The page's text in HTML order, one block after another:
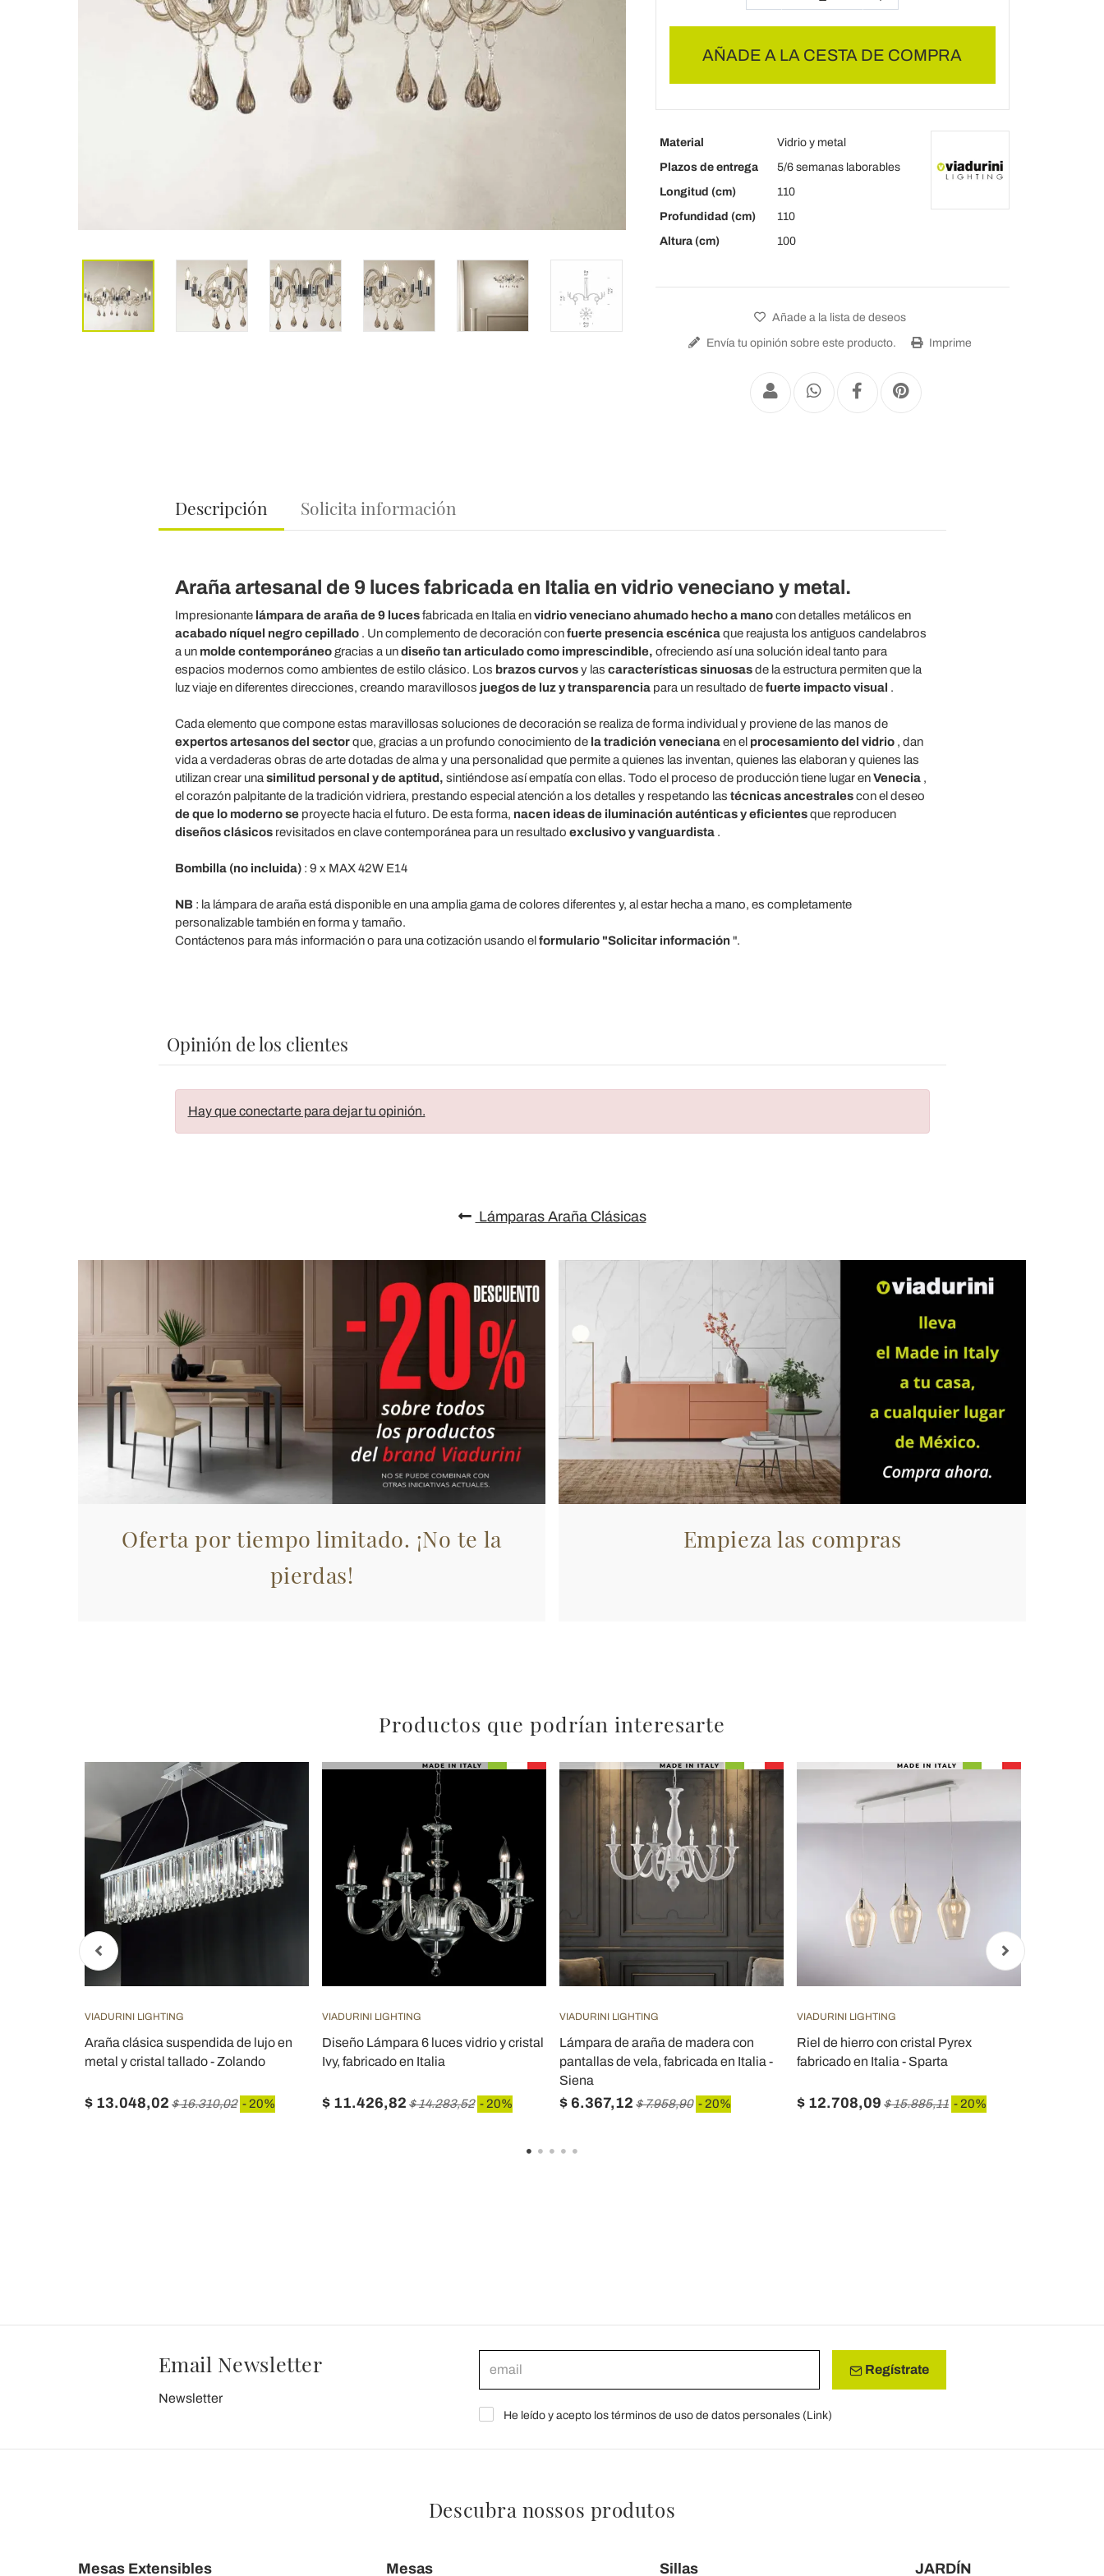
AÑADE A LA CESTA DE COMPRA
Material
Vidrio y metal
Plazos de entrega
5/6 semanas laborables
Longitud (cm)
110
Profundidad (cm)
110
Altura (cm)
100
Añade a la lista de deseos
Envía tu opinión sobre este producto. Imprime
Descripción Solicita información
Araña artesanal de 9 luces fabricada en Italia en vidrio veneciano y metal.
Impresionante lámpara de araña de 9 lucesfabricada en Italia envidrio veneciano ahumado hecho a manocon detalles metálicos en
acabado níquel negro cepillado. Un complemento de decoración confuerte presencia escénicaque reajusta los antiguos candelabros
a un molde contemporáneogracias a undiseño tan articulado como imprescindible, ofreciendo así una solución ideal tanto para
espacios modernos como ambientes de estilo clásico. Los brazos curvosy las características sinuosasde la estructura permiten que la
luz viaje en diferentes direcciones, creando maravillosos juegos de luz y transparenciapara un resultado defuerte impacto visual .
Cada elemento que compone estas maravillosas soluciones de decoración se realiza de forma individual y proviene de las manos de
expertos artesanos del sectorque, gracias a un profundo conocimiento de la tradición venecianaen el procesamiento del vidrio, dan
vida a verdaderas obras de arte dotadas de alma y una personalidad que permite a quienes las inventan, quienes las elaboran y quienes las
utilizan crear una similitud personal y de aptitud, sintiéndose así empatía con ellas. Todo el proceso de producción tiene lugar enVenecia,
el corazón palpitante de la tradición vidriera, prestando especial atención a los detalles y respetando las técnicas ancestralescon el deseo
de que lo moderno seproyecte hacia el futuro. De esta forma, nacen ideas de iluminación auténticas y eficientesque reproducen
diseños clásicosrevisitados en clave contemporánea para un resultado exclusivo y vanguardista.
Bombilla (no incluida): 9 x MAX 42W E14
NB: la lámpara de araña está disponible en una amplia gama de colores diferentes y, al estar hecha a mano, es completamente
personalizable también en forma y tamaño.
Contáctenos para más información o para una cotización usando el formulario "Solicitar información ".
Opinión de los clientes
Hay que conectarte para dejar tu opinión.
Lámparas Araña Clásicas
Oferta por tiempo limitado. ¡No te la
pierdas!
Empieza las compras
Productos que podrían interesarte
VIADURINI LIGHTING
Araña clásica suspendida de lujo en
metal y cristal tallado - Zolando
$ 13.048,02 $ 16.310,02 - 20%
VIADURINI LIGHTING
Diseño Lámpara 6 luces vidrio y cristal
Ivy, fabricado en Italia
$ 11.426,82 $ 14.283,52 - 20%
VIADURINI LIGHTING
Lámpara de araña de madera con
pantallas de vela, fabricada en Italia -
Siena
$ 6.367,12 $ 7.958,90 - 20%
VIADURINI LIGHTING
Riel de hierro con cristal Pyrex
fabricado en Italia - Sparta
$ 12.708,09 $ 15.885,11 - 20%
Email Newsletter
Newsletter
Regístrate
He leído y acepto los términos de uso de datos personales (Link)
Descubra nossos produtos
Mesas Extensibles Mesas Sillas JARDÍN